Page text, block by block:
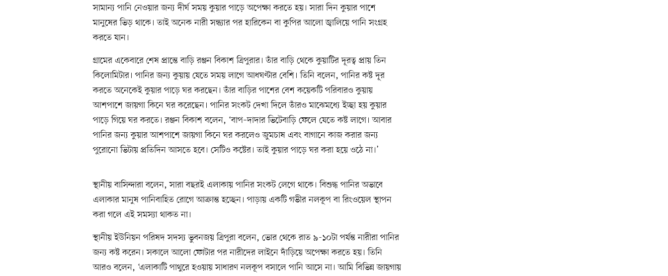
সামান্য পানি নেওয়ার জন্য দীর্ঘ সময় কুয়ার পাড়ে অপেক্ষা করতে হয়। সারা দিন কুয়ার পাশে
মানুষের ভিড় থাকে। তাই অনেক নারী সন্ধ্যার পর হারিকেন বা কুপির আলো জ্বালিয়ে পানি সংগ্রহ
করতে যান।
গ্রামের একেবারে শেষ প্রান্তে বাড়ি রঞ্জন বিকাশ ত্রিপুরার। তাঁর বাড়ি থেকে কুয়াটির দূরত্ব প্রায় তিন
কিলোমিটার। পানির জন্য কুয়ায় যেতে সময় লাগে আধঘণ্টার বেশি। তিনি বলেন, পানির কষ্ট দূর
করতে অনেকেই কুয়ার পাড়ে ঘর করছেন। তাঁর বাড়ির পাশের বেশ কয়েকটি পরিবারও কুয়ায়
আশপাশে জায়গা কিনে ঘর করেছেন। পানির সংকট দেখা দিলে তাঁরও মাঝেমধ্যে ইচ্ছা হয় কুয়ার
পাড়ে গিয়ে ঘর করতে। রঞ্জন বিকাশ বলেন, ‘বাপ–দাদার ভিটেবাড়ি ফেলে যেতে কষ্ট লাগে। আবার
পানির জন্য কুয়ার আশপাশে জায়গা কিনে ঘর করলেও জুমচাষ এবং বাগানে কাজ করার জন্য
পুরোনো ভিটায় প্রতিদিন আসতে হবে। সেটিও কষ্টের। তাই কুয়ার পাড়ে ঘর করা হয়ে ওঠে না।’
স্থানীয় বাসিন্দারা বলেন, সারা বছরই এলাকায় পানির সংকট লেগে থাকে। বিশুদ্ধ পানির অভাবে
এলাকার মানুষ পানিবাহিত রোগে আক্রান্ত হচ্ছেন। পাড়ায় একটি গভীর নলকূপ বা রিংওয়েল স্থাপন
করা গলে এই সমস্যা থাকত না।
স্থানীয় ইউনিয়ন পরিষদ সদস্য ভুবনজয় ত্রিপুরা বলেন, ভোর থেকে রাত ৯-১০টা পর্যন্ত নারীরা পানির
জন্য কষ্ট করেন। সকালে আলো ফোটার পর নারীদের লাইনে দাঁড়িয়ে অপেক্ষা করতে হয়। তিনি
আরও বলেন, ‘এলাকাটি পাথুরে হওয়ায় সাধারণ নলকূপ বসালে পানি আসে না। আমি বিভিন্ন জায়গায়